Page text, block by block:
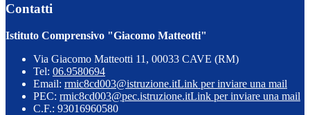
Contatti
Istituto Comprensivo "Giacomo Matteotti"
Via Giacomo Matteotti 11, 00033 CAVE (RM)
Tel: 06.9580694
Email: rmic8cd003@istruzione.itLink per inviare una mail
PEC: rmic8cd003@pec.istruzione.itLink per inviare una mail
C.F.: 93016960580